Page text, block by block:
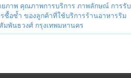
ภาพ คุณภาพการบริการ ภาพลักษณ์ การรับ
ซื้อซ้ำ ของลูกค้าที่ใช้บริการร้านอาหารริม
พันธวงศ์ กรุงเทพมหานคร